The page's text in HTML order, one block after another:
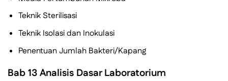
Teknik Sterilisasi
Teknik Isolasi dan Inokulasi
Penentuan Jumlah Bakteri/Kapang
Bab 13 Analisis Dasar Laboratorium